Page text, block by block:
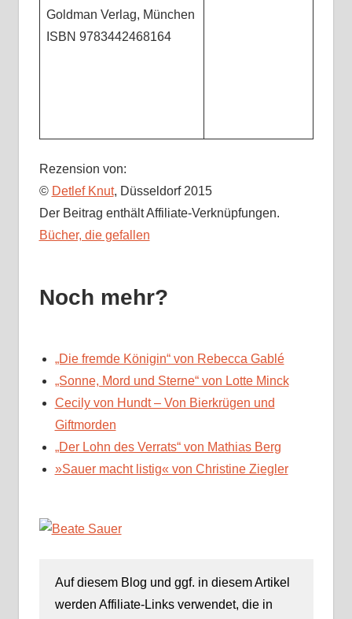
Goldman Verlag, München
ISBN 9783442468164
Rezension von:
© Detlef Knut, Düsseldorf 2015
Der Beitrag enthält Affiliate-Verknüpfungen.
Bücher, die gefallen
Noch mehr?
„Die fremde Königin“ von Rebecca Gablé
„Sonne, Mord und Sterne“ von Lotte Minck
Cecily von Hundt – Von Bierkrügen und
Giftmorden
„Der Lohn des Verrats“ von Mathias Berg
»Sauer macht listig« von Christine Ziegler
Auf diesem Blog und ggf. in diesem Artikel
werden Affiliate-Links verwendet, die in